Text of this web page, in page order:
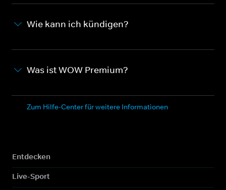
Wie kann ich kündigen?
Was ist WOW Premium?
Zum Hilfe-Center für weitere Informationen
Entdecken
Live-Sport